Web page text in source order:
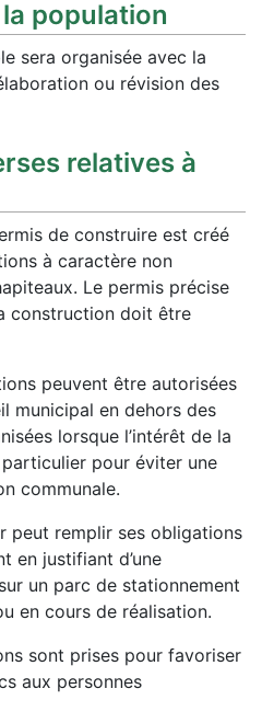
population
sera organisée avec la
ou révision des
relatives à
de construire est créé
à caractère non
Le permis précise
construction doit être
peuvent être autorisées
municipal en dehors des
lorsque l’intérêt de la
pour éviter une
communale.
peut remplir ses obligations
en justifiant d’une
un parc de stationnement
en cours de réalisation.
sont prises pour favoriser
aux personnes